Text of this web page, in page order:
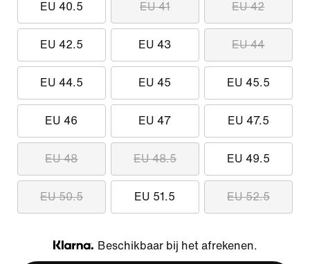
EU 40.5 EU 41 EU 42
EU 42.5 EU 43 EU 44
EU 44.5 EU 45 EU 45.5
EU 46 EU 47 EU 47.5
EU 48 EU 48.5 EU 49.5
EU 50.5 EU 51.5 EU 52.5
Klarna
Beschikbaar bij het afrekenen.